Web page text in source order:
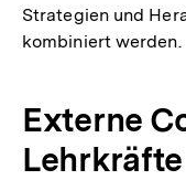
Strategien und
kombiniert werden.
Externe
Lehrkräfte